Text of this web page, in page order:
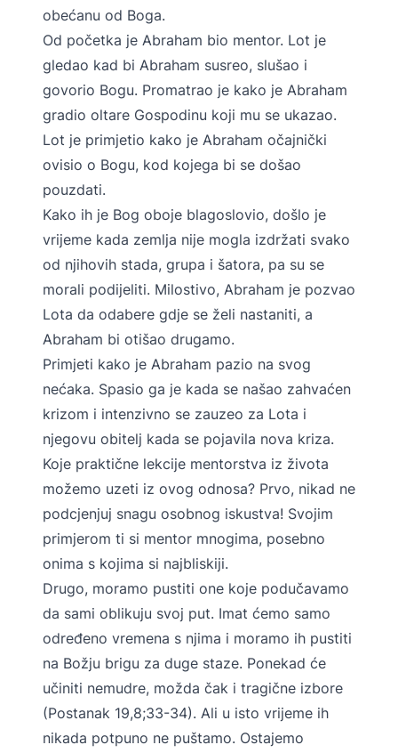
obećanu od Boga.
Od početka je Abraham bio mentor. Lot je
gledao kad bi Abraham susreo, slušao i
govorio Bogu. Promatrao je kako je Abraham
gradio oltare Gospodinu koji mu se ukazao.
Lot je primjetio kako je Abraham očajnički
ovisio o Bogu, kod kojega bi se došao
pouzdati.
Kako ih je Bog oboje blagoslovio, došlo je
vrijeme kada zemlja nije mogla izdržati svako
od njihovih stada, grupa i šatora, pa su se
morali podijeliti. Milostivo, Abraham je pozvao
Lota da odabere gdje se želi nastaniti, a
Abraham bi otišao drugamo.
Primjeti kako je Abraham pazio na svog
nećaka. Spasio ga je kada se našao zahvaćen
krizom i intenzivno se zauzeo za Lota i
njegovu obitelj kada se pojavila nova kriza.
Koje praktične lekcije mentorstva iz života
možemo uzeti iz ovog odnosa? Prvo, nikad ne
podcjenjuj snagu osobnog iskustva! Svojim
primjerom ti si mentor mnogima, posebno
onima s kojima si najbliskiji.
Drugo, moramo pustiti one koje podučavamo
da sami oblikuju svoj put. Imat ćemo samo
određeno vremena s njima i moramo ih pustiti
na Božju brigu za duge staze. Ponekad će
učiniti nemudre, možda čak i tragične izbore
(Postanak 19,8;33-34). Ali u isto vrijeme ih
nikada potpuno ne puštamo. Ostajemo